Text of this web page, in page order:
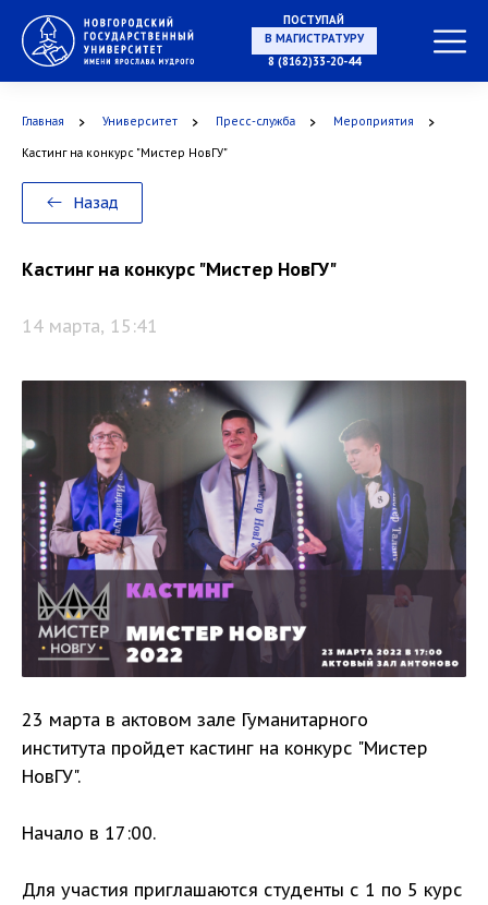
ПОСТУПАЙ
В МАГИСТРАТУРУ
8 (8162)33-20-44
Главная Университет Пресс-служба Мероприятия
Кастинг на конкурс "Мистер НовГУ"
Назад
Кастинг на конкурс "Мистер НовГУ"
14 марта, 15:41
23 марта в актовом зале Гуманитарного
института пройдет кастинг на конкурс "Мистер
НовГУ".
Начало в 17:00.
Для участия приглашаются студенты с 1 по 5 курс